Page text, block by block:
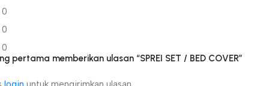
0
0
0
pertama memberikan ulasan “SPREI SET / BED COVER”